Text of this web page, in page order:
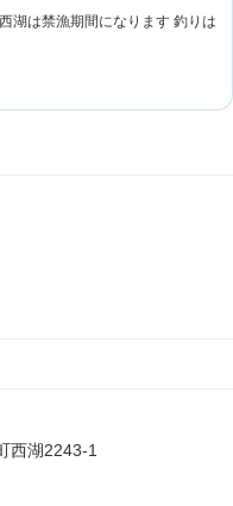
湖は禁漁期間になります 釣りは
西湖2243-1